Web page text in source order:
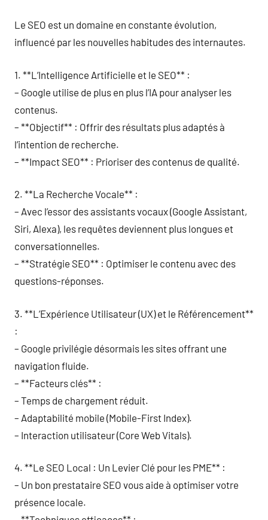
Le SEO est un domaine en constante évolution,
influencé par les nouvelles habitudes des internautes.
1. **L’Intelligence Artificielle et le SEO** :
– Google utilise de plus en plus l’IA pour analyser les
contenus.
– **Objectif** : Offrir des résultats plus adaptés à
l’intention de recherche.
– **Impact SEO** : Prioriser des contenus de qualité.
2. **La Recherche Vocale** :
– Avec l’essor des assistants vocaux (Google Assistant,
Siri, Alexa), les requêtes deviennent plus longues et
conversationnelles.
– **Stratégie SEO** : Optimiser le contenu avec des
questions-réponses.
3. **L’Expérience Utilisateur (UX) et le Référencement**
:
– Google privilégie désormais les sites offrant une
navigation fluide.
– **Facteurs clés** :
– Temps de chargement réduit.
– Adaptabilité mobile (Mobile-First Index).
– Interaction utilisateur (Core Web Vitals).
4. **Le SEO Local : Un Levier Clé pour les PME** :
– Un bon prestataire SEO vous aide à optimiser votre
présence locale.